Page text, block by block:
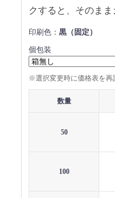
クすると、そのまま
印刷色： 黒（固定）
個包装
※選択変更時に価格表を再
数量
50
100